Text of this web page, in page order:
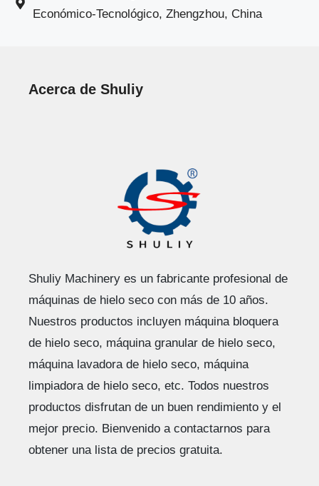
Económico-Tecnológico, Zhengzhou, China
Acerca de Shuliy
Shuliy Machinery es un fabricante profesional de
máquinas de hielo seco con más de 10 años.
Nuestros productos incluyen máquina bloquera
de hielo seco, máquina granular de hielo seco,
máquina lavadora de hielo seco, máquina
limpiadora de hielo seco, etc. Todos nuestros
productos disfrutan de un buen rendimiento y el
mejor precio. Bienvenido a contactarnos para
obtener una lista de precios gratuita.